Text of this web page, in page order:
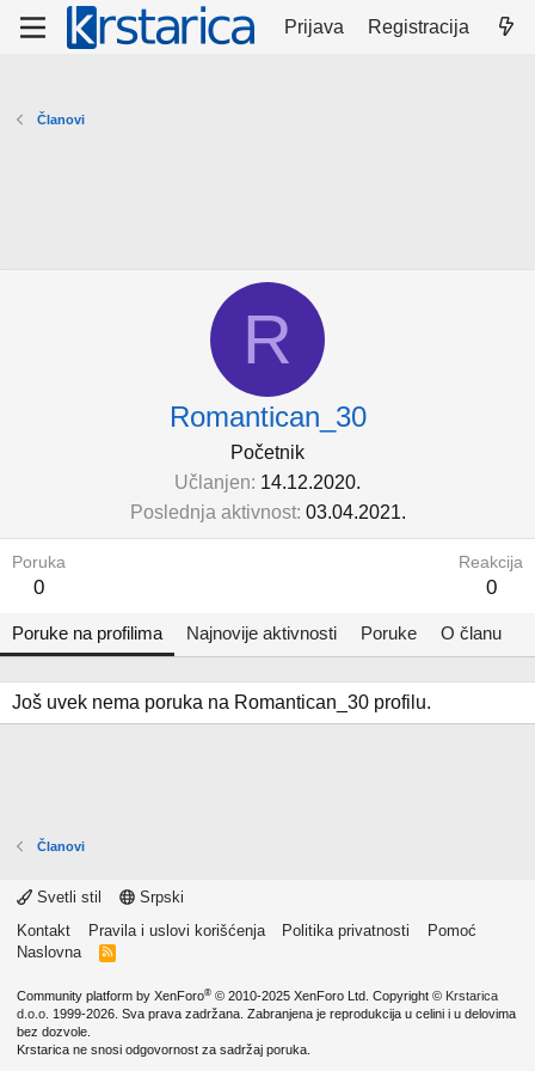
Prijava Registracija
Članovi
R
Romantican_30
Početnik
Učlanjen 14.12.2020.
Poslednja aktivnost 03.04.2021.
Poruka
0
Reakcija
0
Poruke na profilima Najnovije aktivnosti Poruke O članu
Još uvek nema poruka na Romantican_30 profilu.
Članovi
Svetli stil
Srpski
Kontakt
Pravila i uslovi korišćenja Politika privatnosti
Pomoć
Naslovna
R
Community platform by XenForo® © 2010-2025 XenForo Ltd. Copyright © Krstarica
d.o.o. 1999-2026. Sva prava zadržana. Zabranjena je reprodukcija u celini i u delovima
bez dozvole.
Krstarica ne snosi odgovornost za sadržaj poruka.